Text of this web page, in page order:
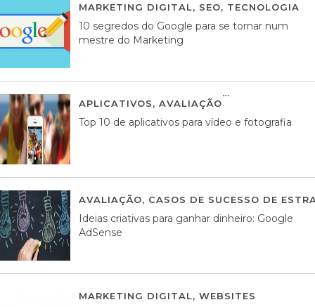
MARKETING DIGITAL, SEO, TECNOLOGIA
10 segredos do Google para se tornar num
mestre do Marketing
APLICATIVOS, AVALIAÇÃO
Top 10 de aplicativos para vídeo e fotografia
AVALIAÇÃO, CASOS DE SUCESSO DE
Ideias criativas para ganhar dinheiro: Google
AdSense
MARKETING DIGITAL, WEBSITES